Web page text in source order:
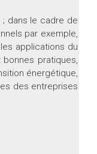
dans le cadre de
par exemple,
applications du
pratiques,
énergétique,
des entreprises